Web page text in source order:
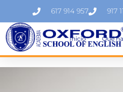
617 914 957 917
Inicio Qué